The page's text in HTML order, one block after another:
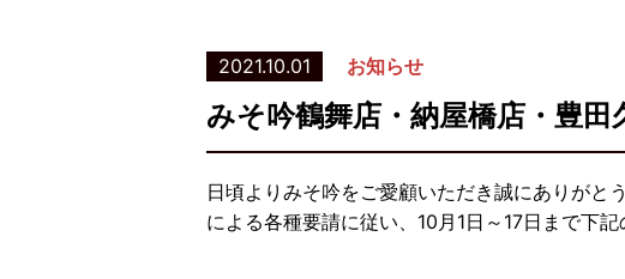
2021.10.01 お知らせ
みそ吟鶴舞店・納屋橋店・豊
日頃よりみそ吟をご愛顧いただき誠にありがと
による各種要請に従い、10月1日～17日まで下